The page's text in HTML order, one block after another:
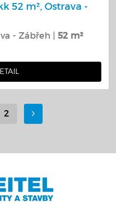
52 m², Ostrava -
- Zábřeh | 52 m²
2